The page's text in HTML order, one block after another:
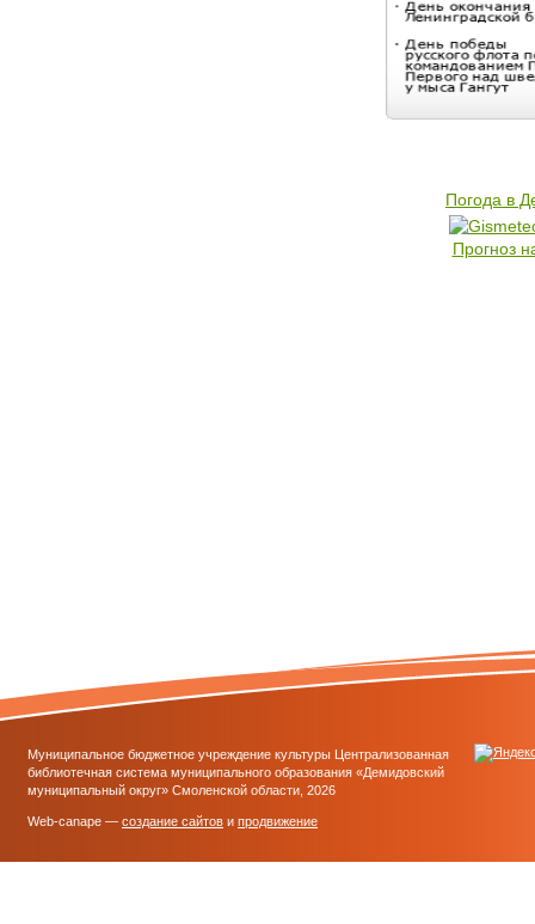
Погода в
Прогноз
Муниципальное бюджетное учреждение культуры Централизованная
библиотечная система муниципального образования «Демидовский
муниципальный округ» Смоленской области, 2026
Web-canape — создание сайтов и продвижение